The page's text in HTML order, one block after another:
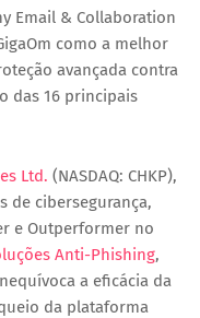
Email & Collaboration
como a melhor
avançada contra
das 16 principais
Ltd. (NASDAQ: CHKP),
de cibersegurança,
e Outperformer no
Anti-Phishing,
a eficácia da
da plataforma